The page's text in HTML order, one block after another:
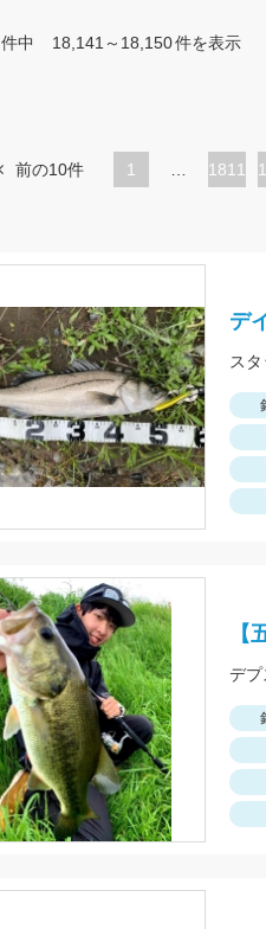
件中 18,141～18,150件を表示
前の10件 1
ペ
1811
デ
【
デ